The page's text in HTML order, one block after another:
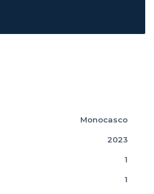
Monocasco
2023
1
1